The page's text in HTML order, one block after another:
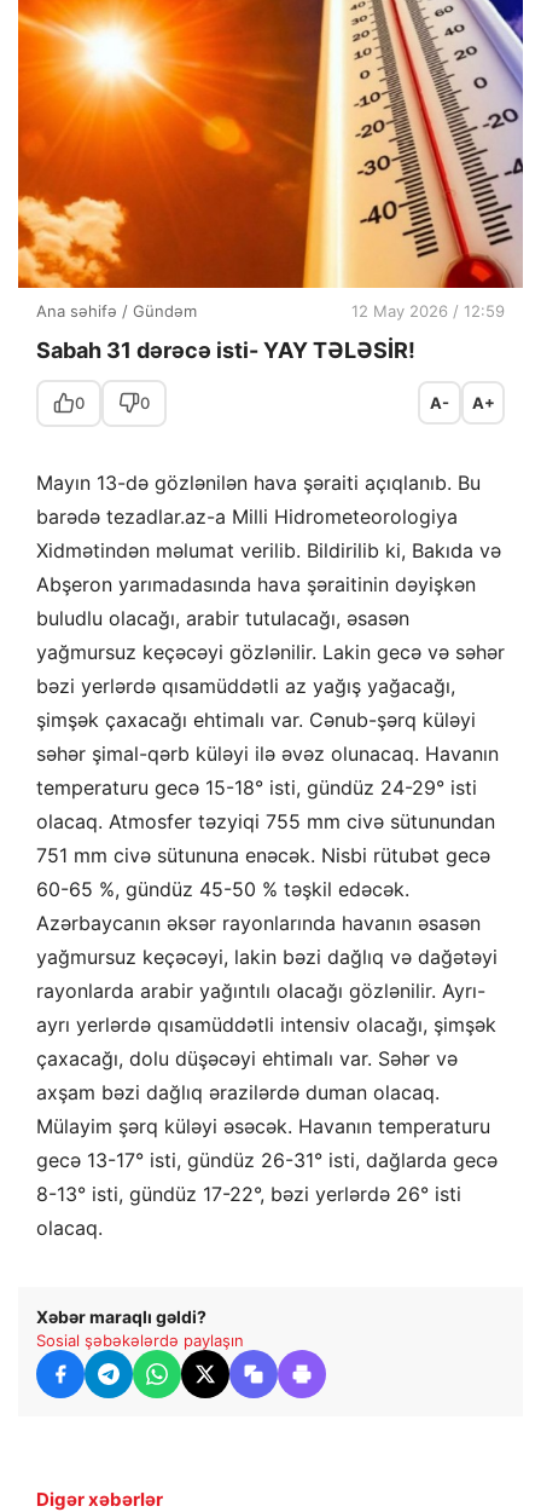
Ana səhifə / Gündəm 12 May 2026 / 12:59
Sabah 31 dərəcə isti- YAY TƏLƏSİR!
0 0 A- A+
Mayın 13-də gözlənilən hava şəraiti açıqlanıb. Bu
barədə tezadlar.az-a Milli Hidrometeorologiya
Xidmətindən məlumat verilib. Bildirilib ki, Bakıda və
Abşeron yarımadasında hava şəraitinin dəyişkən
buludlu olacağı, arabir tutulacağı, əsasən
yağmursuz keçəcəyi gözlənilir. Lakin gecə və səhər
bəzi yerlərdə qısamüddətli az yağış yağacağı,
şimşək çaxacağı ehtimalı var. Cənub-şərq küləyi
səhər şimal-qərb küləyi ilə əvəz olunacaq. Havanın
temperaturu gecə 15-18° isti, gündüz 24-29° isti
olacaq. Atmosfer təzyiqi 755 mm civə sütunundan
751 mm civə sütununa enəcək. Nisbi rütubət gecə
60-65 %, gündüz 45-50 % təşkil edəcək.
Azərbaycanın əksər rayonlarında havanın əsasən
yağmursuz keçəcəyi, lakin bəzi dağlıq və dağətəyi
rayonlarda arabir yağıntılı olacağı gözlənilir. Ayrı-
ayrı yerlərdə qısamüddətli intensiv olacağı, şimşək
çaxacağı, dolu düşəcəyi ehtimalı var. Səhər və
axşam bəzi dağlıq ərazilərdə duman olacaq.
Mülayim şərq küləyi əsəcək. Havanın temperaturu
gecə 13-17° isti, gündüz 26-31° isti, dağlarda gecə
8-13° isti, gündüz 17-22°, bəzi yerlərdə 26° isti
olacaq.
Xəbər maraqlı gəldi?
Sosial şəbəkələrdə paylaşın
Digər xəbərlər